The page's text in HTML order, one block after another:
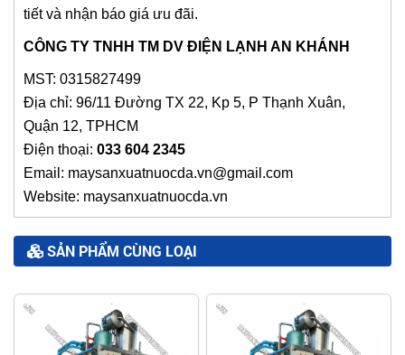
tiết và nhận báo giá ưu đãi.
CÔNG TY TNHH TM DV ĐIỆN LẠNH AN KHÁNH
MST: 0315827499
Địa chỉ: 96/11 Đường TX 22, Kp 5, P Thạnh Xuân,
Quận 12, TPHCM
Điện thoại: 033 604 2345
Email: maysanxuatnuocda.vn@gmail.com
Website: maysanxuatnuocda.vn
SẢN PHẨM CÙNG LOẠI